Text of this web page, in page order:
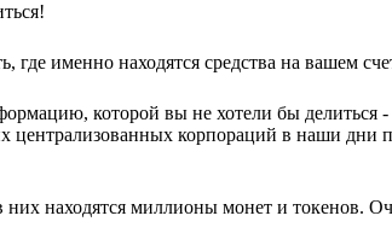
именно находятся средства на вашем
которой вы не хотели бы делиться
централизованных корпораций в наши дни
находятся миллионы монет и токенов.